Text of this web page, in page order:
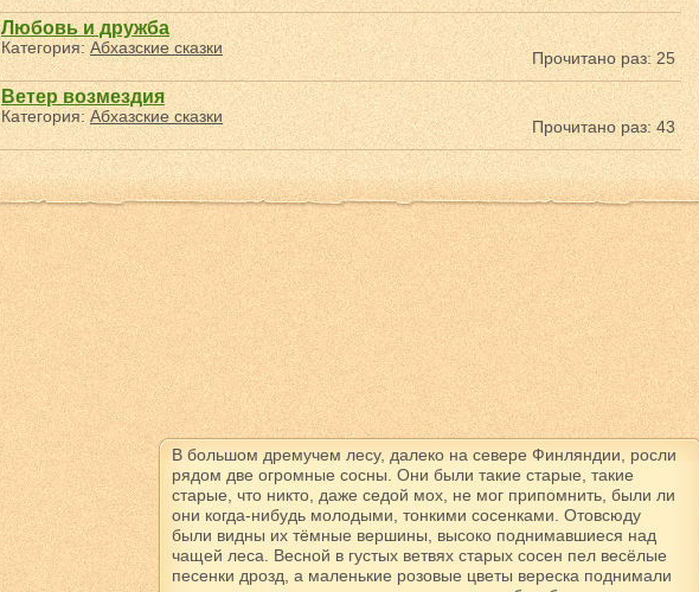
Любовь и дружба
Категория:Абхазские сказки
Прочитано раз: 25
Ветер возмездия
Категория:Абхазские сказки
Прочитано раз: 43
В большом дремучем лесу, далеко на севере Финляндии, росли
рядом две огромные сосны. Они были такие старые, такие
старые, что никто, даже седой мох, не мог припомнить, были ли
они когда-нибудь молодыми, тонкими сосенками. Отовсюду
были видны их тёмные вершины, высоко поднимавшиеся над
чащей леса. Весной в густых ветвях старых сосен пел весёлые
песенки дрозд, а маленькие розовые цветы вереска поднимали